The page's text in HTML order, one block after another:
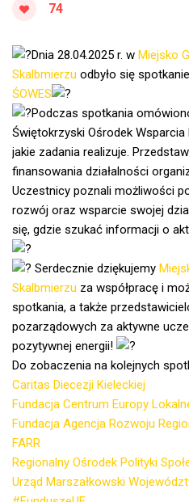
74
Dnia 28.04.2025 r. w Miejsko
Skalbmierzu odbyło się
ŚOWES
Podczas spotkania
Świętokrzyski Ośrodek Wsparcia
jakie zadania realizuje.
finansowania działalności
Uczestnicy poznali możliwości
rozwój oraz wsparcie swojej
się, gdzie szukać informacji o
Serdecznie dziękujemy
Skalbmierzu za współpracę i
spotkania, a także
pozarządowych za aktywne
pozytywnej energii!
Do zobaczenia na kolejnych
Caritas Diecezji Kieleckiej
Fundacja Centrum Europy
Fundacja Agencja Rozwoju
FARR
Regionalny Ośrodek Polityki
Urząd Marszałkowski